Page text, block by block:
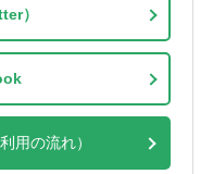
）
用の流れ）